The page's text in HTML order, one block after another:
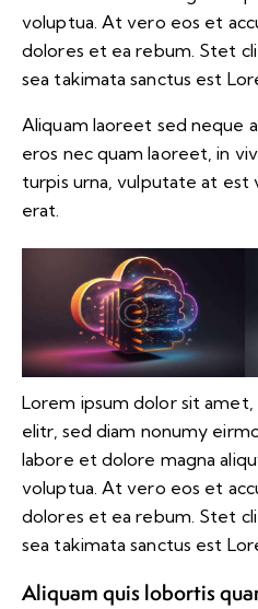
voluptua. At vero eos et
dolores et ea rebum. Stet
sea takimata sanctus est
Aliquam laoreet sed neque
eros nec quam laoreet, in
turpis urna, vulputate at est
erat.
Lorem ipsum dolor sit
elitr, sed diam nonumy
labore et dolore magna
voluptua. At vero eos et
dolores et ea rebum. Stet
sea takimata sanctus est
Aliquam quis lobortis